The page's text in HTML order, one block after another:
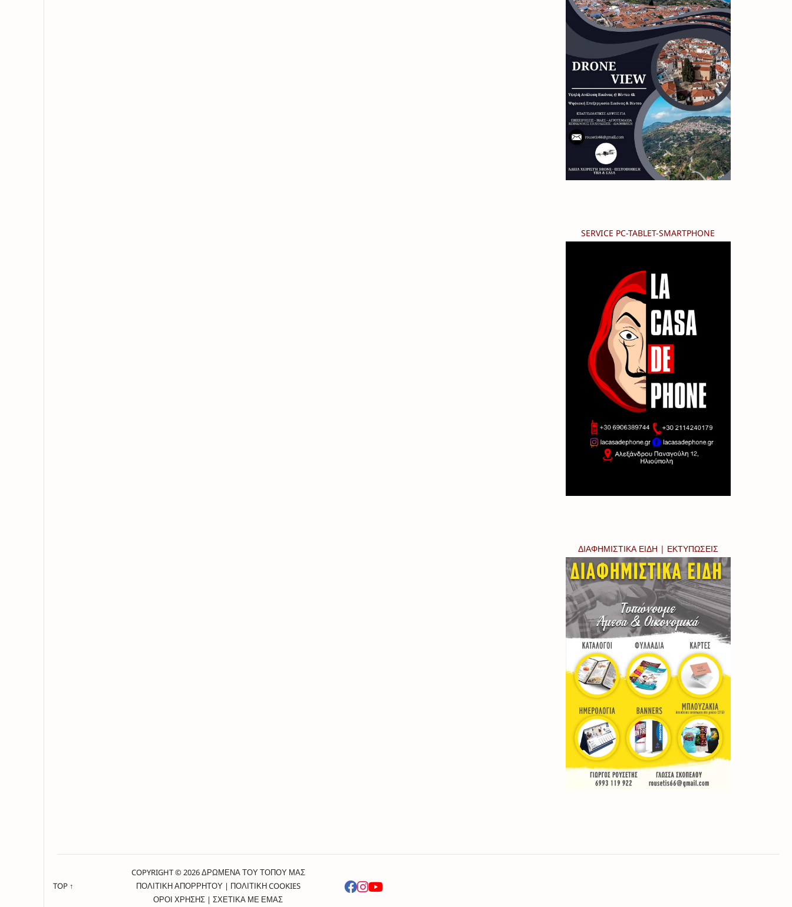
SERVICE PC-TABLET-SMARTPHONE
ΔΙΑΦΗΜΙΣΤΙΚΑ ΕΙΔΗ | ΕΚΤΥΠΩΣΕΙΣ
TOP ↑
COPYRIGHT © 2026 ΔΡΩΜΕΝΑ ΤΟΥ ΤΟΠΟΥ ΜΑΣ
ΠΟΛΙΤΙΚΗ ΑΠΟΡΡΗΤΟΥ| ΠΟΛΙΤΙΚΗ COOKIES
ΟΡΟΙ ΧΡΗΣΗΣ | ΣΧΕΤΙΚΑ ΜΕ ΕΜΑΣ